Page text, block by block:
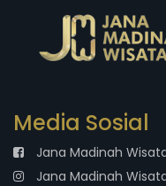
Media Sosial
Jana Madinah
Jana Madinah